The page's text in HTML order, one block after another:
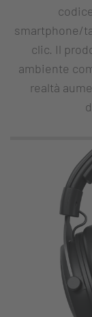
smartphone/
clic. Il
ambiente
realtà